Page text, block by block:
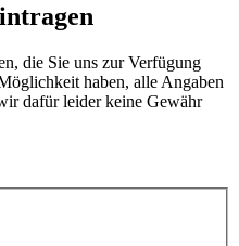
die Sie uns zur Verfügung
haben, alle Angaben
dafür leider keine Gewähr